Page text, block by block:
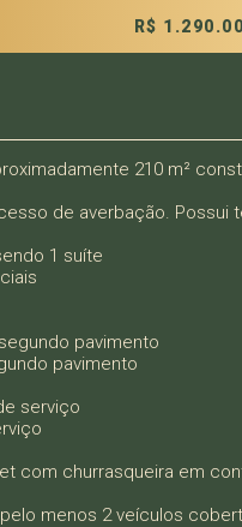
R$
210 m²
de averbação. Possui
1 suíte
pavimento
pavimento
serviço
com churrasqueira em
menos 2 veículos